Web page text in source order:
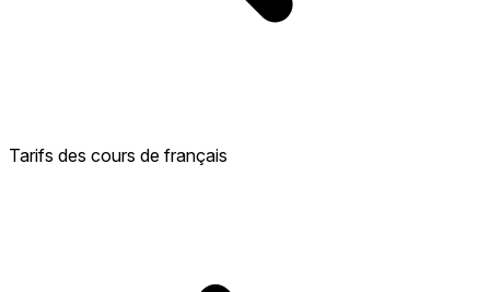
Tarifs des cours de français